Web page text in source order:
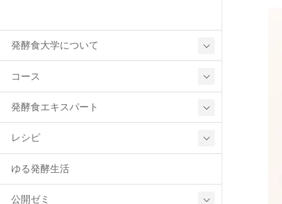
発酵食大学について
コース
発酵食エキスパート
レシピ
ゆる発酵生活
公開ゼミ